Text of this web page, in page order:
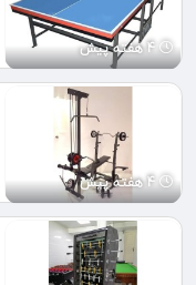
4 هفته پیش
4 هفته پیش